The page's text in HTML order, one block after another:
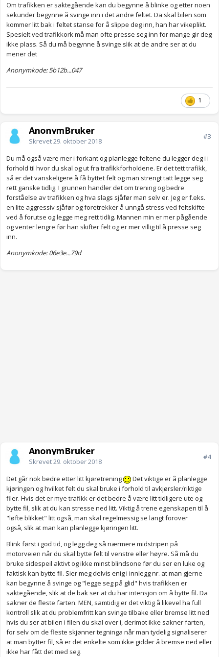
Om trafikken er saktegående kan du begynne å blinke og etter noen
sekunder begynne å svinge inn i det andre feltet. Da skal bilen som
kommer litt bak i feltet stanse for å slippe deg inn, han har vikeplikt.
Spesielt ved trafikkork må man ofte presse seg inn for mange gir deg
ikke plass. Så du må begynne å svinge slik at de andre ser at du
mener det
Anonymkode: 5b12b...047
1
AnonymBruker
Skrevet29. oktober 2018
#3
Du må også være mer i forkant og planlegge feltene du legger deg i i
forhold til hvor du skal og ut fra trafikkforholdene. Er det tett trafikk,
så er det vanskeligere å få byttet felt og man strengt tatt legge seg
rett ganske tidlig. I grunnen handler det om trening og bedre
forståelse av trafikken og hva slags sjåfør man selv er. Jeg er f.eks.
en lite aggressiv sjåfør og foretrekker å unngå stress ved feltskifte
ved å forutse og legge meg rett tidlig. Mannen min er mer pågående
og venter lengre før han skifter felt og er mer villig til å presse seg
inn.
Anonymkode: 06e3e...79d
AnonymBruker
Skrevet29. oktober 2018
#4
Det går nok bedre etter litt kjøretrening
Det viktige er å planlegge
kjøringen og hvilket felt du skal bruke i forhold til avkjørsler/riktige
filer. Hvis det er mye trafikk er det bedre å være litt tidligere ute og
bytte fil, slik at du kan stresse ned litt. Viktig å trene egenskapen til å
"løfte blikket" litt også, man skal regelmessig se langt forover
også, slik at man kan planlegge kjøringen litt.
Blink først i god tid, og legg deg så nærmere midstripen på
motorveien når du skal bytte felt til venstre eller høyre. Så må du
bruke sidespeil aktivt og ikke minst blindsone før du ser en luke og
faktisk kan bytte fil. Sier meg delvis enig i innlegg nr. at man gjerne
kan begynne å svinge og "legge seg på glid" hvis trafikken er
saktegående, slik at de bak ser at du har intensjon om å bytte fil. Da
sakner de fleste farten. MEN, samtidig er det viktig å likevel ha full
kontroll slik at du problemfritt kan svinge tilbake eller bremse litt ned
hvis du ser at bilen i filen du skal over i, derimot ikke sakner farten,
for selv om de fleste skjønner tegninga når man tydelig signaliserer
at man bytter fil, så er det enkelte som ikke gidder å bremse ned eller
ikke har fått det med seg.